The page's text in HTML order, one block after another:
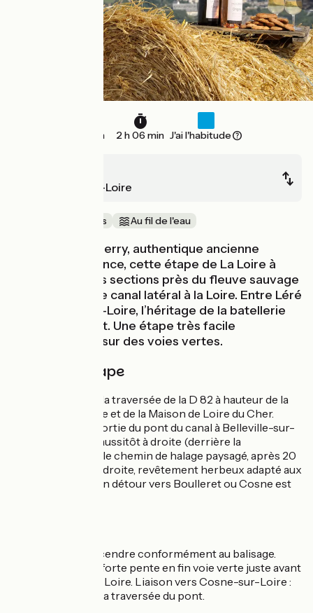
29 km 2 h 06 min J'ai l'habitude
Beaulieu-sur-Loire
Au cœur des vignes Au fil de l'eau
Aux portes du Berry, authentique ancienne
province de France, cette étape de La Loire à
Vélo alterne des sections près du fleuve sauvage
et d’autres sur le canal latéral à la Loire. Entre Léré
et Belleville-sur-Loire, l’héritage de la batellerie
est omniprésent. Une étape très facile
principalement sur des voies vertes.
Détail de l'étape
Prudence lors de la traversée de la D 82 à hauteur de la
Centrale Nucléaire et de la Maison de Loire du Cher.
Attention, dès la sortie du pont du canal à Belleville-sur-
Loire, descendre aussitôt à droite (derrière la
médiathèque) sur le chemin de halage paysagé, après 20
mètres, tourner à droite, revêtement herbeux adapté aux
vélos sur 100 m. Un détour vers Boulleret ou Cosne est
De Sancerre, descendre conformément au balisage.
Prudence dans la forte pente en fin voie verte juste avant
le canal latéral à la Loire. Liaison vers Cosne-sur-Loire :
prudence lors de la traversée du pont.